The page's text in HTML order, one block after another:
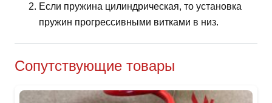
Если пружина цилиндрическая, то установка
пружин прогрессивными витками в низ.
Сопутствующие товары